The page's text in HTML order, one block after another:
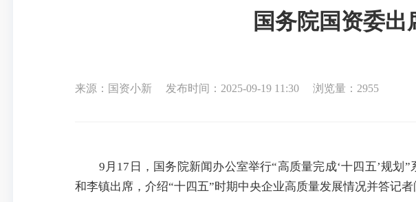
国务院国资委
来源：国资小新 发布时间：2025-09-19 11:30 浏览量： 2955
9月17日，国务院新闻办公室举行“高质量完成‘十四五’规划”
和李镇出席，介绍“十四五”时期中央企业高质量发展情况并答记者